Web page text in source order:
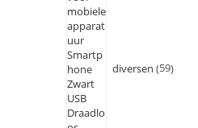
diversen 59